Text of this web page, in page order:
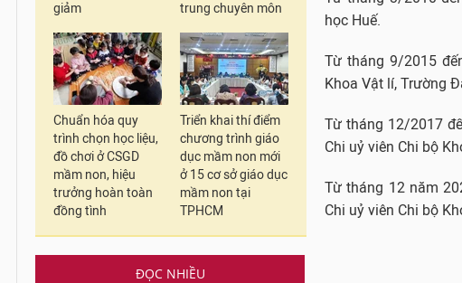
giảm
trung chuyên môn
Chuẩn hóa quy
trình chọn học liệu,
đồ chơi ở CSGD
mầm non, hiệu
trưởng hoàn toàn
đồng tình
Triển khai thí điểm
chương trình giáo
dục mầm non mới
ở 15 cơ sở giáo dục
mầm non tại
TPHCM
ĐỌC NHIỀU
Từ tháng 12 năm